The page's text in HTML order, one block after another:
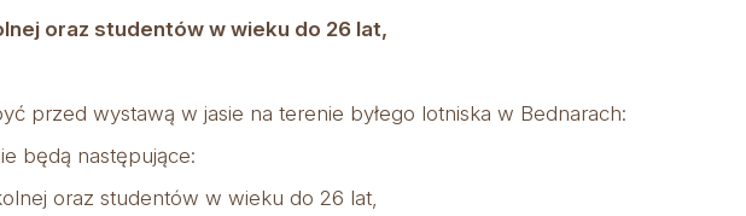
oraz studentów w wieku do 26 lat,
przed wystawą w jasie na terenie byłego lotniska w Bednarach:
będą następujące:
oraz studentów w wieku do 26 lat,